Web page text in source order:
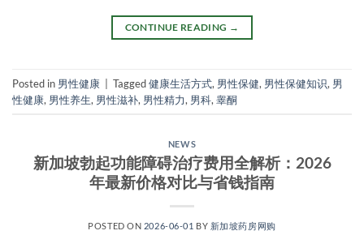
CONTINUE READING →
Posted in 男性健康 Tagged健康生活方式, 男性保健, 男性保健知识, 男
性健康, 男性养生, 男性滋补, 男性精力, 男科, 睾酮
NEWS
新加坡勃起功能障碍治疗费用全解析：2026
年最新价格对比与省钱指南
POSTED ON 2026-06-01 BY 新加坡药房网购